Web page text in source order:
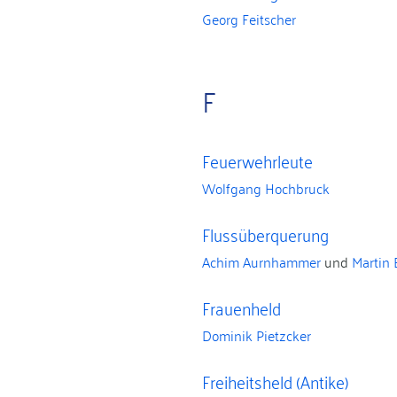
Georg Feitscher
F
Feuerwehrleute
Wolfgang Hochbruck
Flussüberquerung
Achim Aurnhammerund Martin
Frauenheld
Dominik Pietzcker
Freiheitsheld (Antike)